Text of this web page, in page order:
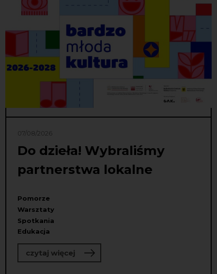
07/08/2026
Do dzieła! Wybraliśmy
partnerstwa lokalne
Pomorze
Warsztaty
Spotkania
Edukacja
czytaj więcejo Do dzieła! Wybraliśmy